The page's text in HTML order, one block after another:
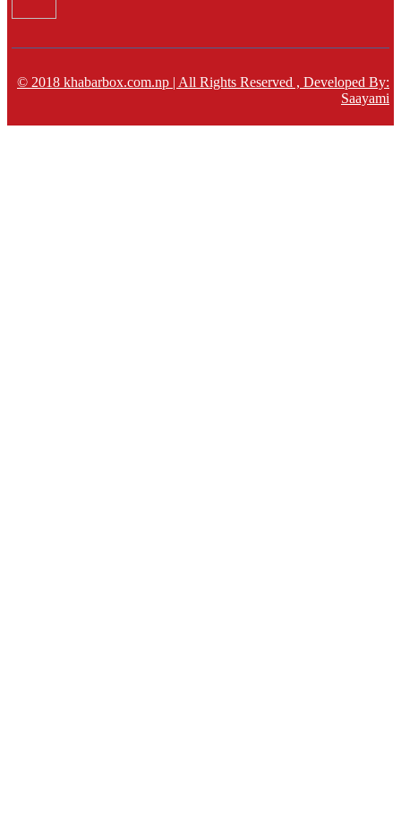
© 2018 khabarbox.com.np | All Rights Reserved , Developed By:
Saayami